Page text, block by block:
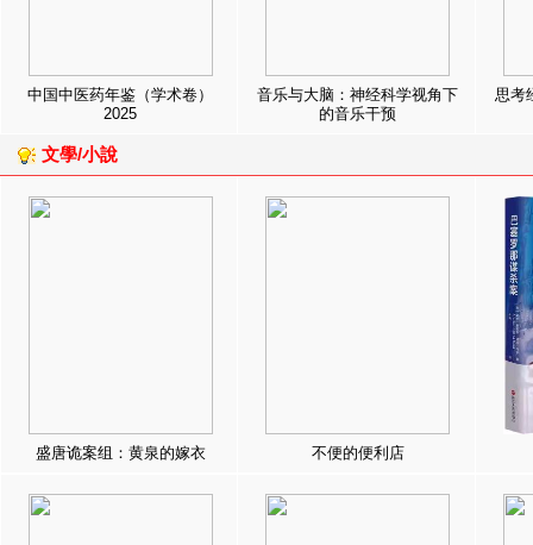
中国中医药年鉴（学术卷）
2025
音乐与大脑：神经科学视角下
的音乐干预
思考
文學/小說
盛唐诡案组：黄泉的嫁衣 不便的便利店